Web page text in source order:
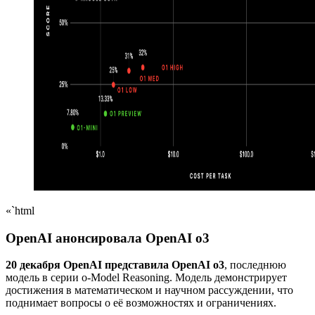
«`html
OpenAI анонсировала OpenAI o3
20 декабря OpenAI представила OpenAI o3, последнюю
модель в серии o-Model Reasoning. Модель демонстрирует
достижения в математическом и научном рассуждении, что
поднимает вопросы о её возможностях и ограничениях.